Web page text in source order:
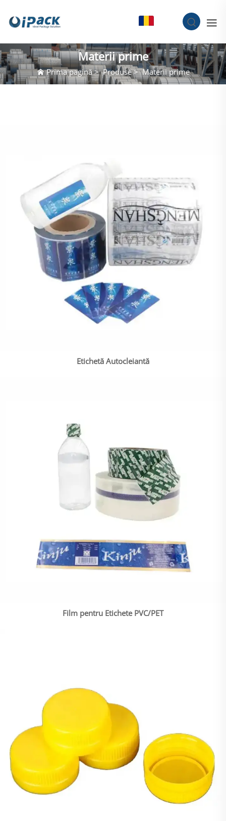
Materii prime
Prima pagină>Produse>Materii prime
Etichetă Autocleiantă
Film pentru Etichete PVC/PET